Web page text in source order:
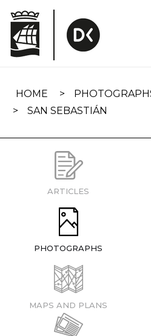
navigation
HOME
SAN SEBASTIÁN
ARTICLES
PHOTOGRAPHS
MAPS AND PLANS